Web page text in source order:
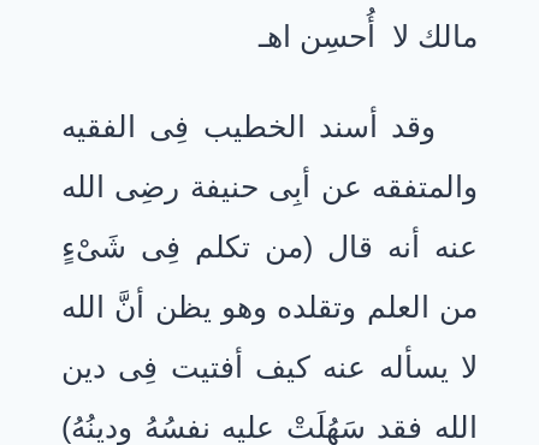
مالك لا أُحسِن اهـ
وقد أسند الخطيب فِى الفقيه
والمتفقه عن أبِى حنيفة رضِى الله
عنه أنه قال (من تكلم فِى شَىْءٍ
من العلم وتقلده وهو يظن أنَّ الله
لا يسأله عنه كيف أفتيت فِى دين
الله فقد سَهُلَتْ عليه نفسُهُ ودينُهُ)